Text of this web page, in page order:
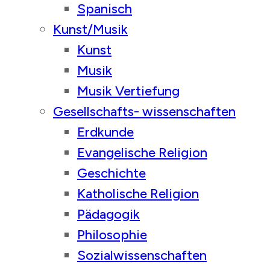
Spanisch
Kunst/Musik
Kunst
Musik
Musik Vertiefung
Gesellschafts- wissenschaften
Erdkunde
Evangelische Religion
Geschichte
Katholische Religion
Pädagogik
Philosophie
Sozialwissenschaften